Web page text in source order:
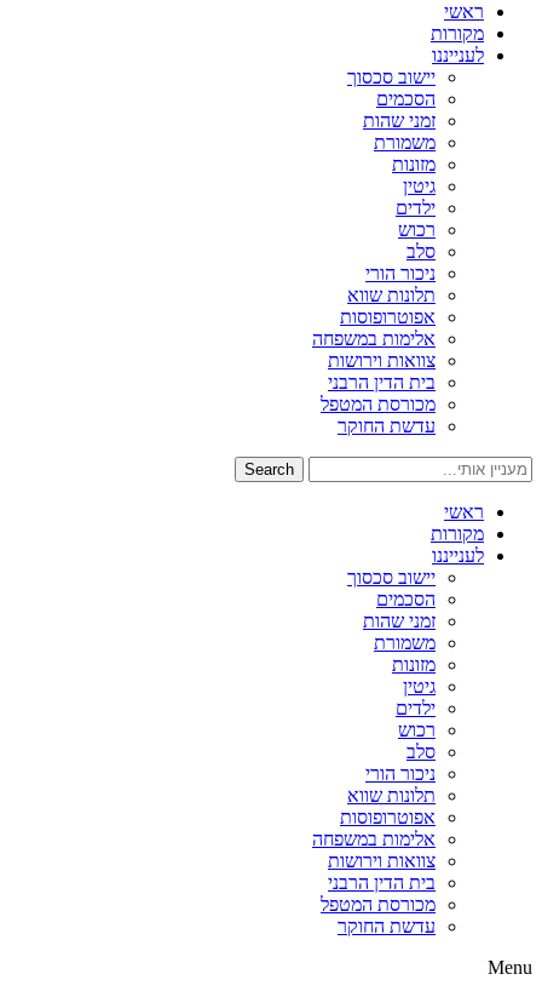
ראשי
מקורות
לענייננו
יישוב סכסוך
הסכמים
זמני שהות
משמורת
מזונות
גיטין
ילדים
רכוש
סלב
ניכור הורי
תלונות שווא
אפוטרופוסות
אלימות במשפחה
צוואות וירושות
בית הדין הרבני
מכורסת המטפל
עדשת החוקר
Search
ראשי
מקורות
לענייננו
יישוב סכסוך
הסכמים
זמני שהות
משמורת
מזונות
גיטין
ילדים
רכוש
סלב
ניכור הורי
תלונות שווא
אפוטרופוסות
אלימות במשפחה
צוואות וירושות
בית הדין הרבני
מכורסת המטפל
עדשת החוקר
Menu